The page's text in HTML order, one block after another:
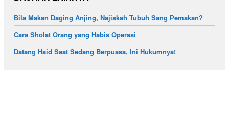
Bila Makan Daging Anjing, Najiskah Tubuh Sang Pemakan?
Cara Sholat Orang yang Habis Operasi
Datang Haid Saat Sedang Berpuasa, Ini Hukumnya!